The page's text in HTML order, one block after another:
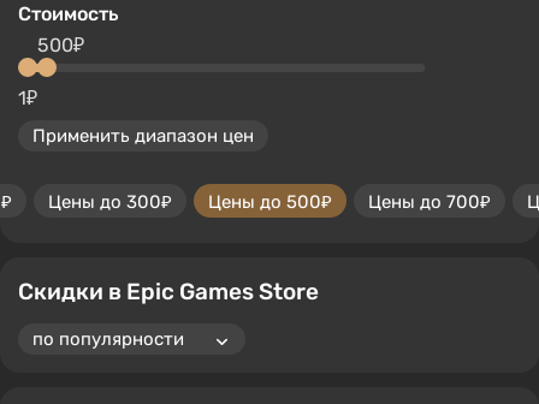
Стоимость
1₽
500₽
Применить диапазон цен
Цены до 300₽ Цены до 500₽ Цены до 700₽
Скидки в Epic Games Store